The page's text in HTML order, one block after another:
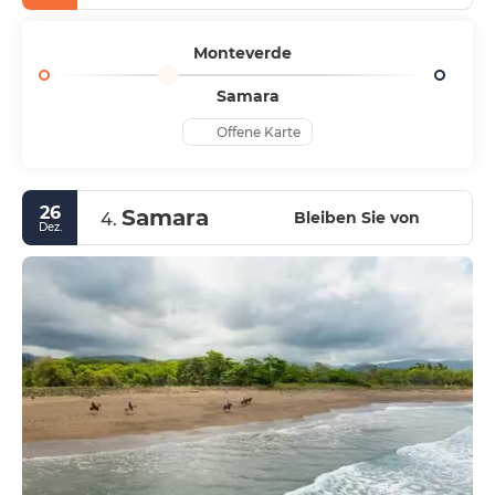
Monteverde
Samara
Offene Karte
26
Dez. 4. Samara Bleiben Sie von